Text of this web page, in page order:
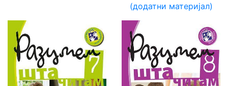
(додатни материјал)